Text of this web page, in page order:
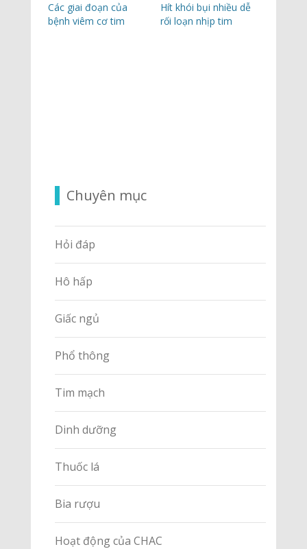
Các giai đoạn của
bệnh viêm cơ tim
Hít khói bụi nhiều dễ
rối loạn nhịp tim
Chuyên mục
Hỏi đáp
Hô hấp
Giấc ngủ
Phổ thông
Tim mạch
Dinh dưỡng
Thuốc lá
Bia rượu
Hoạt động của CHAC